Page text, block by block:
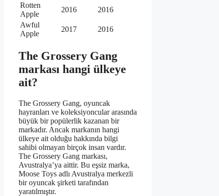
Rotten
Apple
2016
2016
Awful
Apple
2017 2016
The Grossery Gang
markası hangi ülkeye
ait?
The Grossery Gang, oyuncak
hayranları ve koleksiyoncular arasında
büyük bir popülerlik kazanan bir
markadır. Ancak markanın hangi
ülkeye ait olduğu hakkında bilgi
sahibi olmayan birçok insan vardır.
The Grossery Gang markası,
Avustralya’ya aittir. Bu eşsiz marka,
Moose Toys adlı Avustralya merkezli
bir oyuncak şirketi tarafından
yaratılmıştır.